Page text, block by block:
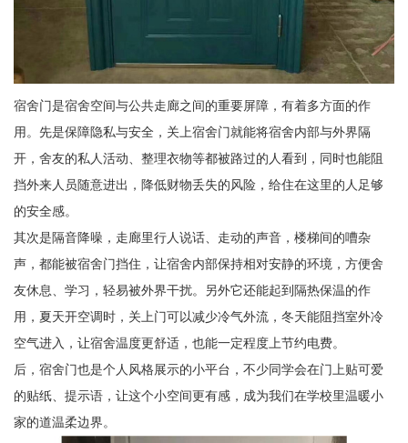
宿舍门是宿舍空间与公共走廊之间的重要屏障，有着多方面的作
用。先是保障隐私与安全，关上宿舍门就能将宿舍内部与外界隔
开，舍友的私人活动、整理衣物等都被路过的人看到，同时也能阻
挡外来人员随意进出，降低财物丢失的风险，给住在这里的人足够
的安全感。
其次是隔音降噪，走廊里行人说话、走动的声音，楼梯间的嘈杂
声，都能被宿舍门挡住，让宿舍内部保持相对安静的环境，方便舍
友休息、学习，轻易被外界干扰。另外它还能起到隔热保温的作
用，夏天开空调时，关上门可以减少冷气外流，冬天能阻挡室外冷
空气进入，让宿舍温度更舒适，也能一定程度上节约电费。
后，宿舍门也是个人风格展示的小平台，不少同学会在门上贴可爱
的贴纸、提示语，让这个小空间更有感，成为我们在学校里温暖小
家的道温柔边界。